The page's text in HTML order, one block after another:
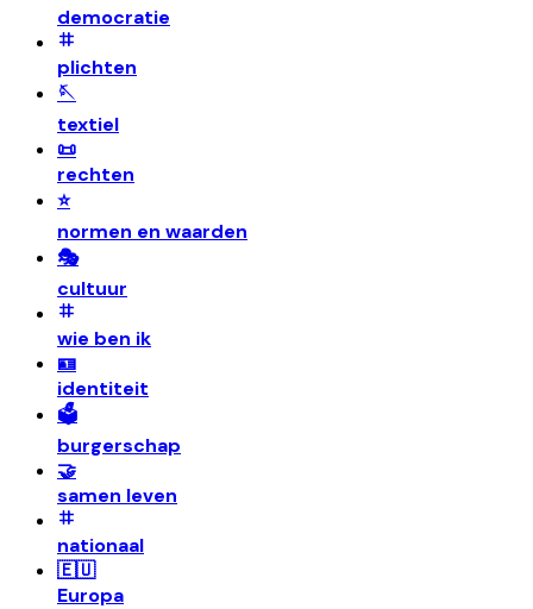
democratie
plichten
🪡
textiel
📜
rechten
⭐
normen en waarden
🎭
cultuur
wie ben ik
🪪
identiteit
🗳️
burgerschap
🤝
samen leven
nationaal
🇪🇺
Europa